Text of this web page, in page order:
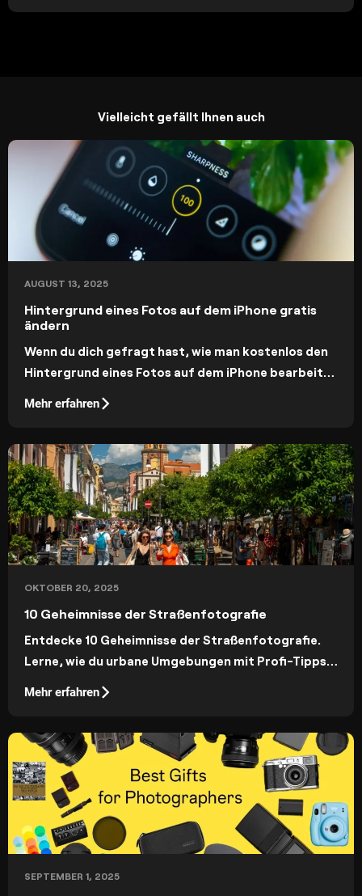
Vielleicht gefällt Ihnen auch
AUGUST 13, 2025
Hintergrund eines Fotos auf dem iPhone gratis
ändern
Wenn du dich gefragt hast, wie man kostenlos den
Hintergrund eines Fotos auf dem iPhone bearbeitet
Mehr erfahren
OKTOBER 20, 2025
10 Geheimnisse der Straßenfotografie
Entdecke 10 Geheimnisse der Straßenfotografie.
Lerne, wie du urbane Umgebungen mit Profi-Tipps
Mehr erfahren
SEPTEMBER 1, 2025